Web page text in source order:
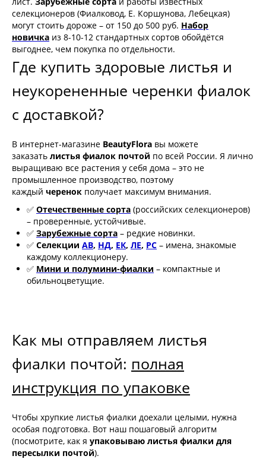
селекционеров (Фиалковод, Е. Коршунова, Лебецкая)
могут стоить дороже – от 150 до 500 руб. Набор
новичка из 8-10-12 стандартных сортов обойдётся
выгоднее, чем покупка по отдельности.
Где купить здоровые листья и
неукорененные черенки фиалок
с доставкой?
В интернет-магазине BeautyFlora вы можете
заказать листья фиалок почтой по всей России. Я лично
выращиваю все растения у себя дома – это не
промышленное производство, поэтому
каждый черенок получает максимум внимания.
✅ Отечественные сорта (российских селекционеров)
– проверенные, устойчивые.
✅ Зарубежные сорта – редкие новинки.
✅ Селекции АВ, НД, ЕК, ЛЕ, РС – имена, знакомые
каждому коллекционеру.
✅ Мини и полумини-фиалки – компактные и
обильноцветущие.
Как мы отправляем листья
фиалки почтой: полная
инструкция по упаковке
Чтобы хрупкие листья фиалки доехали целыми, нужна
особая подготовка. Вот наш пошаговый алгоритм
(посмотрите, как я упаковываю листья фиалки для
пересылки почтой).